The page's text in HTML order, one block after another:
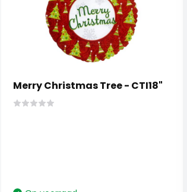
Merry Christmas Tree - CTI18"